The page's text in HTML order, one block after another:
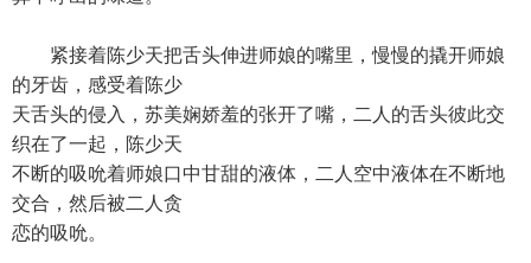
紧接着陈少天把舌头伸进师娘的嘴里，慢慢的撬开师娘
的牙齿，感受着陈少
天舌头的侵入，苏美娴娇羞的张开了嘴，二人的舌头彼此交
织在了一起，陈少天
不断的吸吮着师娘口中甘甜的液体，二人空中液体在不断地
交合，然后被二人贪
恋的吸吮。